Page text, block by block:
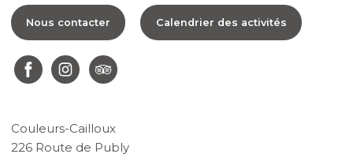
Nous contacter Calendrier des activités
Couleurs-Cailloux
226 Route de Publy